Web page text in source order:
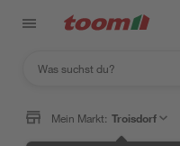
Mein Markt: Troisdorf